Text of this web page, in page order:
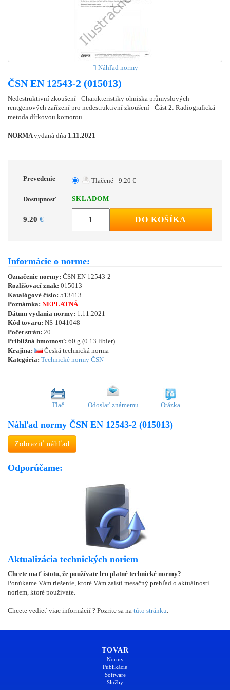
Náhľad normy
ČSN EN 12543-2 (015013)
Nedestruktivní zkoušení - Charakteristiky ohniska průmyslových
rentgenových zařízení pro nedestruktivní zkoušení - Část 2: Radiografická
metoda dírkovou komorou.
NORMAvydaná dňa 1.11.2021
Prevedenie Tlačené - 9.20 €
Dostupnosť SKLADOM
9.20 € DO KOŠÍKA
Informácie o norme:
Označenie normy: ČSN EN 12543-2
Rozlišovací znak: 015013
Katalógové číslo: 513413
Poznámka: NEPLATNÁ
Dátum vydania normy: 1.11.2021
Kód tovaru: NS-1041048
Počet strán: 20
Približná hmotnosť: 60 g (0.13 libier)
Krajina:
Česká technická norma
Kategória: Technické normy ČSN
Tlač Odoslať známemu Otázka
Náhľad normy ČSN EN 12543-2 (015013)
Zobraziť náhľad
Odporúčame:
Aktualizácia technických noriem
Chcete mať istotu, že používate len platné technické normy?
Ponúkame Vám riešenie, ktoré Vám zaistí mesačný prehľad o aktuálnosti
noriem, ktoré používate.
Chcete vedieť viac informácií ? Pozrite sa na túto stránku
TOVAR
Normy
Publikácie
Software
Služby